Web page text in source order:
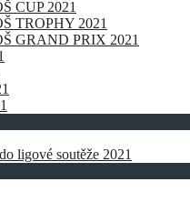
CUP 2021
TROPHY 2021
GRAND PRIX 2021
ligové soutěže 2021